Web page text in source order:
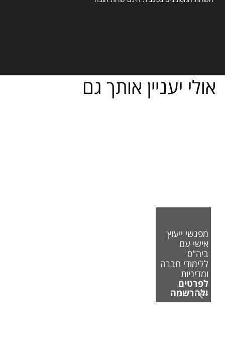
אולי יעניין אותך גם
מפגשי ייעוץ
אישי עם
ביה"ס
ללימודי חברה
ומדיניות
לפרטים
ולהרשמה